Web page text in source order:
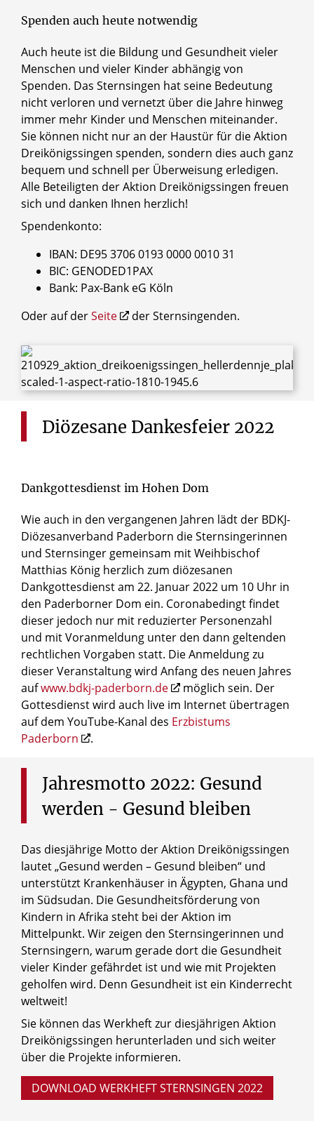
Spenden auch heute notwendig
Auch heute ist die Bildung und Gesundheit vieler
Menschen und vieler Kinder abhängig von
Spenden. Das Sternsingen hat seine Bedeutung
nicht verloren und vernetzt über die Jahre hinweg
immer mehr Kinder und Menschen miteinander.
Sie können nicht nur an der Haustür für die Aktion
Dreikönigssingen spenden, sondern dies auch ganz
bequem und schnell per Überweisung erledigen.
Alle Beteiligten der Aktion Dreikönigssingen freuen
sich und danken Ihnen herzlich!
Spendenkonto:
IBAN: DE95 3706 0193 0000 0010 31
BIC: GENODED1PAX
Bank: Pax-Bank eG Köln
Oder auf derSeite der Sternsingenden.
Diözesane Dankesfeier 2022
Dankgottesdienst im Hohen Dom
Wie auch in den vergangenen Jahren lädt der BDKJ-
Diözesanverband Paderborn die Sternsingerinnen
und Sternsinger gemeinsam mit Weihbischof
Matthias König herzlich zum diözesanen
Dankgottesdienst am 22. Januar 2022 um 10 Uhr in
den Paderborner Dom ein. Coronabedingt findet
dieser jedoch nur mit reduzierter Personenzahl
und mit Voranmeldung unter den dann geltenden
rechtlichen Vorgaben statt. Die Anmeldung zu
dieser Veranstaltung wird Anfang des neuen Jahres
aufwww.bdkj-paderborn.de
möglich sein. Der
Gottesdienst wird auch live im Internet übertragen
auf dem YouTube-Kanal des Erzbistums
Paderborn
.
Jahresmotto 2022: Gesund
werden - Gesund bleiben
Das diesjährige Motto der Aktion Dreikönigssingen
lautet „Gesund werden – Gesund bleiben“ und
unterstützt Krankenhäuser in Ägypten, Ghana und
im Südsudan. Die Gesundheitsförderung von
Kindern in Afrika steht bei der Aktion im
Mittelpunkt. Wir zeigen den Sternsingerinnen und
Sternsingern, warum gerade dort die Gesundheit
vieler Kinder gefährdet ist und wie mit Projekten
geholfen wird. Denn Gesundheit ist ein Kinderrecht
weltweit!
Sie können das Werkheft zur diesjährigen Aktion
Dreikönigssingen herunterladen und sich weiter
über die Projekte informieren.
DOWNLOAD WERKHEFT STERNSINGEN 2022